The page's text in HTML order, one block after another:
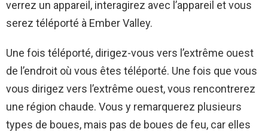
verrez un appareil, interagirez avec l’appareil et vous
serez téléporté à Ember Valley.
Une fois téléporté, dirigez-vous vers l’extrême ouest
de l’endroit où vous êtes téléporté. Une fois que vous
vous dirigez vers l’extrême ouest, vous rencontrerez
une région chaude. Vous y remarquerez plusieurs
types de boues, mais pas de boues de feu, car elles